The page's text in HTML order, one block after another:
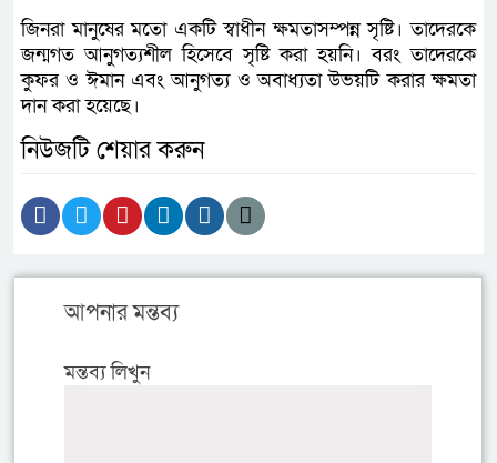
জিনরা মানুষের মতো একটি স্বাধীন ক্ষমতাসম্পন্ন সৃষ্টি। তাদেরকে
জন্মগত আনুগত্যশীল হিসেবে সৃষ্টি করা হয়নি। বরং তাদেরকে
কুফর ও ঈমান এবং আনুগত্য ও অবাধ্যতা উভয়টি করার ক্ষমতা
দান করা হয়েছে।
নিউজটি শেয়ার করুন
আপনার মন্তব্য
মন্তব্য লিখুন